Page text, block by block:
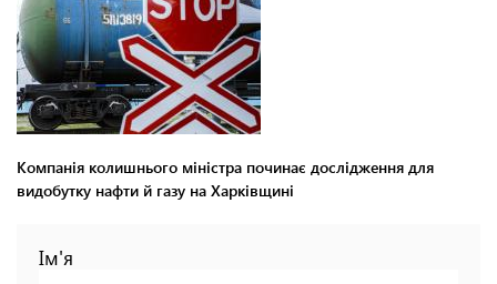
Компанія колишнього міністра починає дослідження для
видобутку нафти й газу на Харківщині
Ім'я